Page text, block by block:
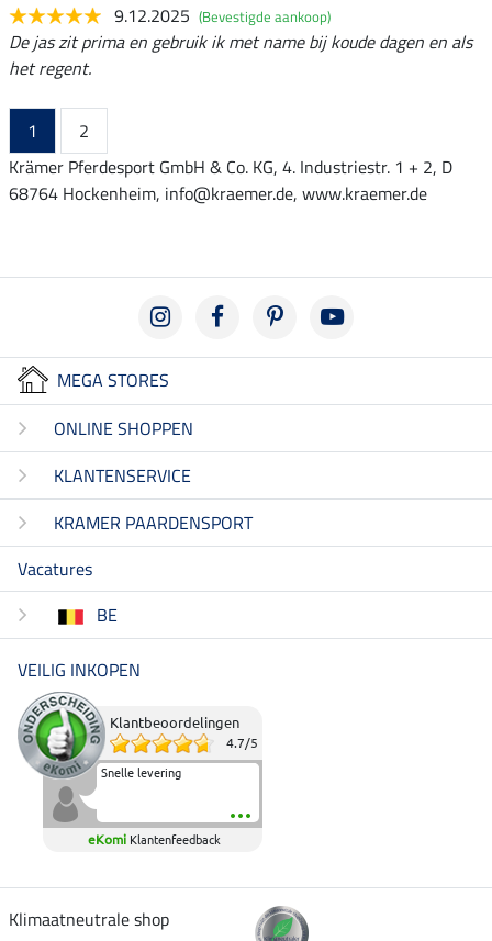
9.12.2025 (Bevestigde aankoop)
De jas zit prima en gebruik ik met name bij koude dagen en als
het regent.
1
2
Krämer Pferdesport GmbH & Co. KG, 4. Industriestr. 1 + 2, D
68764 Hockenheim, info@kraemer.de, www.kraemer.de
MEGA STORES
ONLINE SHOPPEN
KLANTENSERVICE
KRAMER PAARDENSPORT
Vacatures
BE
VEILIG INKOPEN
Klantbeoordelingen
4.7/5
Snelle levering
eKomi Klantenfeedback
Klimaatneutrale shop